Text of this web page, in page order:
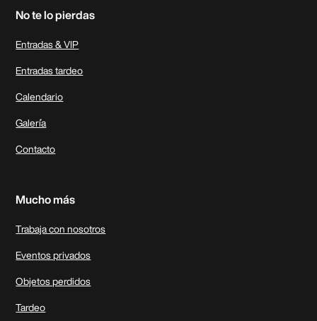
No te lo pierdas
Entradas & VIP
Entradas tardeo
Calendario
Galer´ía
Contacto
Mucho más
Trabaja con nosotros
Eventos privados
Objetos perdidos
Tardeo